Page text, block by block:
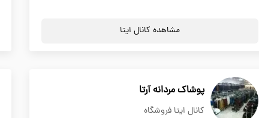
مشاهده کانال ایتا
پوشاک مردانه آرتا
کانال ایتا فروشگاه